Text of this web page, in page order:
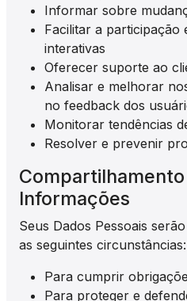
Informar sobre
Facilitar a participação
interativas
Oferecer suporte ao
Analisar e melhorar
no feedback dos
Monitorar tendências
Resolver e prevenir
Informações
Seus Dados Pessoais
as seguintes circunstâncias:
Para cumprir
Para proteger e